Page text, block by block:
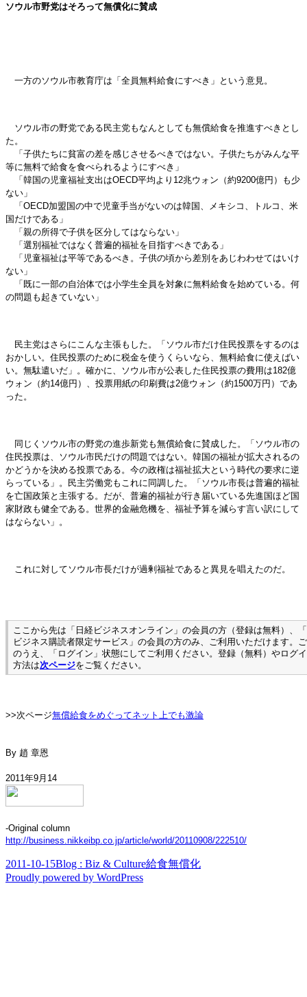
ソウル市野党はそろって無償化に賛成
一方のソウル市教育庁は「全員無料給食にすべき」という意見。
ソウル市の野党である民主党もなんとしても無償給食を推進すべきとし
た。
「子供たちに貧富の差を感じさせるべきではない。子供たちがみんな平
等に無料で給食を食べられるようにすべき」
「韓国の児童福祉支出はOECD平均より12兆ウォン（約9200億円）も少
ない」
「OECD加盟国の中で児童手当がないのは韓国、メキシコ、トルコ、米
国だけである」
「親の所得で子供を区分してはならない」
「選別福祉ではなく普遍的福祉を目指すべきである」
「児童福祉は平等であるべき。子供の頃から差別をあじわわせてはいけ
ない」
「既に一部の自治体では小学生全員を対象に無料給食を始めている。何
の問題も起きていない」
民主党はさらにこんな主張もした。「ソウル市だけ住民投票をするのは
おかしい。住民投票のために税金を使うくらいなら、無料給食に使えばい
い。無駄遣いだ」。確かに、ソウル市が公表した住民投票の費用は182億
ウォン（約14億円）、投票用紙の印刷費は2億ウォン（約1500万円）であ
った。
同じくソウル市の野党の進歩新党も無償給食に賛成した。「ソウル市の
住民投票は、ソウル市民だけの問題ではない。韓国の福祉が拡大されるの
かどうかを決める投票である。今の政権は福祉拡大という時代の要求に逆
らっている」。民主労働党もこれに同調した。「ソウル市長は普遍的福祉
を亡国政策と主張する。だが、普遍的福祉が行き届いている先進国ほど国
家財政も健全である。世界的金融危機を、福祉予算を減らす言い訳にして
はならない」。
これに対してソウル市長だけが過剰福祉であると異見を唱えたのだ。
ここから先は「日経ビジネスオンライン」の会員の方（登録は無料）、
ビジネス購読者限定サービス」の会員の方のみ、ご利用いただけます。
のうえ、「ログイン」状態にしてご利用ください。登録（無料）やログ
方法は次ページをご覧ください。
>>次ページ無償給食をめぐってネット上でも激論
By 趙 章恩
2011年9月14
-Original column
http://business.nikkeibp.co.jp/article/world/20110908/222510/
Posted
on
2011-10-15Categories
Blog : Biz & CultureTags
給食無償化
Proudly powered by WordPress